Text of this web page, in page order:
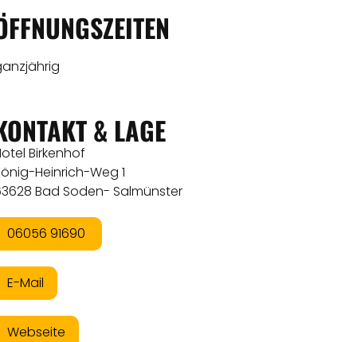
& LAGE
Birkenhof
Heinrich-Weg 1
Bad Soden- Salmünster
06056 91690
E-Mail
Webseite